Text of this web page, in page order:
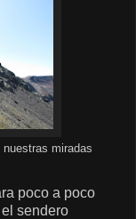
miradas
poco a poco
sendero